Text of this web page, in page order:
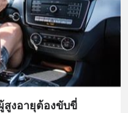
งอายุต้องขับขี่